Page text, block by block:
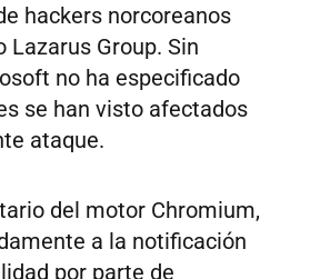
hackers norcoreanos
Lazarus Group. Sin
no ha especificado
se han visto afectados
ataque.
del motor Chromium,
a la notificación
por parte de